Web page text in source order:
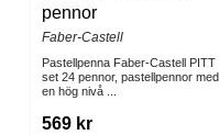
pennor
Faber-Castell
Pastellpenna Faber-Castell PITT
set 24 pennor, pastellpennor med
en hög nivå ...
569 kr